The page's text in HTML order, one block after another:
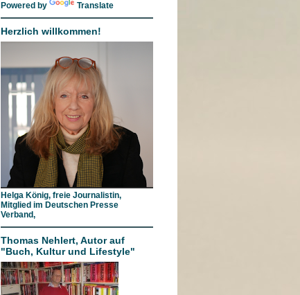
Powered by Translate
Herzlich willkommen!
Helga König, freie Journalistin,
Mitglied im Deutschen Presse
Verband,
Thomas Nehlert, Autor auf
"Buch, Kultur und Lifestyle"